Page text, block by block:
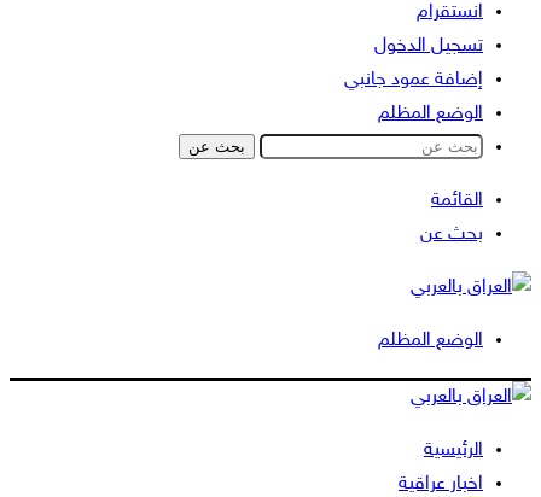
انستقرام
تسجيل الدخول
إضافة عمود جانبي
الوضع المظلم
بحث عن
القائمة
بحث عن
الوضع المظلم
الرئيسية
اخبار عراقية